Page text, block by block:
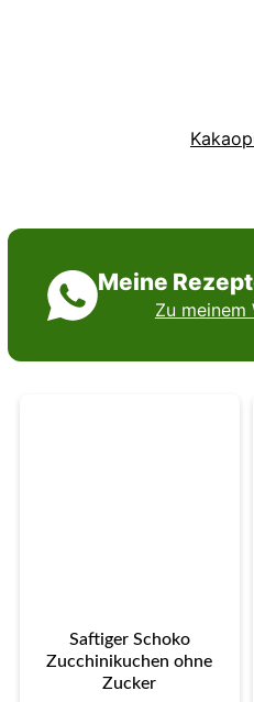
Meine
Zu meinem
Saftiger Schoko
Zucchinikuchen ohne
Zucker